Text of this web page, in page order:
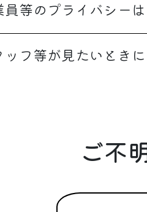
員等のプライバシー
ッフ等が見たいとき
ご不